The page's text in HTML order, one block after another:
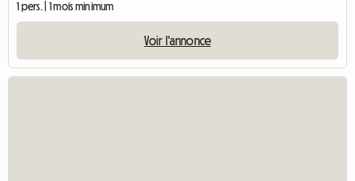
1 pers. | 1 mois minimum
Voir l'annonce